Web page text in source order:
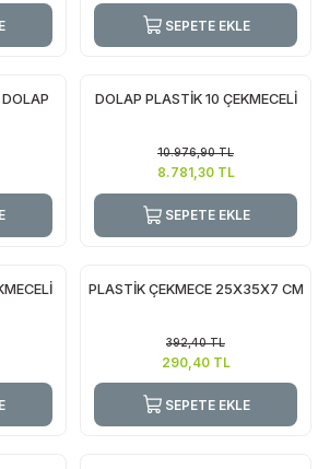
SEPETE EKLE
DOLAP PLASTİK 10 ÇEKMECELİ
10.976,90TL
8.781,30TL
SEPETE EKLE
PLASTİK ÇEKMECE 25X35X7 CM
392,40TL
290,40TL
SEPETE EKLE